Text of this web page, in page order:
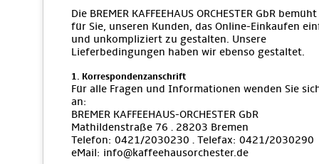
Die BREMER KAFFEEHAUS ORCHESTER GbR
für Sie, unseren Kunden, das Online-Einkaufen
und unkompliziert zu gestalten. Unsere
Lieferbedingungen haben wir ebenso gestaltet.
1. Korrespondenzanschrift
Für alle Fragen und Informationen wenden Sie
an:
BREMER KAFFEEHAUS-ORCHESTER GbR
Mathildenstraße 76 · 28203 Bremen
Telefon: 0421/2030230 · Telefax: 0421/2030290
eMail: info@kaffeehausorchester.de